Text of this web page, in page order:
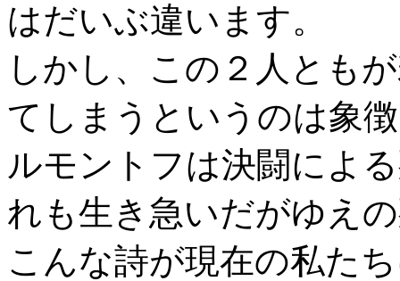
はだいぶ違います。
しかし、この２人とも
てしまうというのは象
ルモントフは決闘によ
れも生き急いだがゆえ
こんな詩が現在の私た